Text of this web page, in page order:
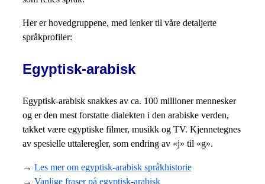
Her er hovedgruppene, med lenker til våre detaljerte
språkprofiler:
Egyptisk-arabisk
Egyptisk-arabisk snakkes av ca. 100 millioner mennesker
og er den mest forstatte dialekten i den arabiske verden,
takket være egyptiske filmer, musikk og TV. Kjennetegnes
av spesielle uttaleregler, som endring av «j» til «g».
→ Les mer om egyptisk-arabisk språkhistorie
→ Vanlige fraser på egyptisk-arabisk